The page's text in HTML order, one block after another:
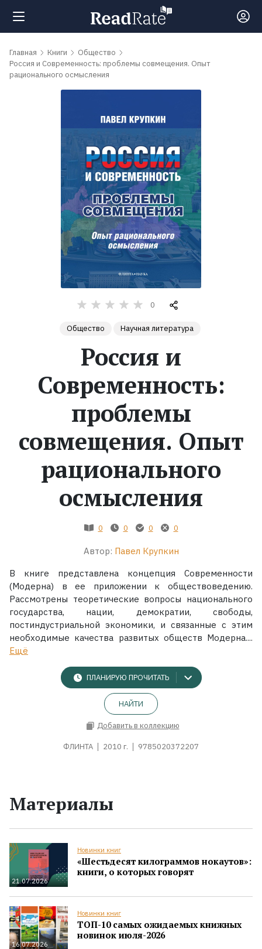
Поиск
Рейтинги
обсуждаемые
Экранизации
Коллекции
Главная Книги
Общество
Россия и Современность: проблемы совмещения. Опыт
рационального осмысления
0
Общество Научная литература
Россия и
Современность:
проблемы
совмещения. Опыт
рационального
осмысления
0 0 0 0
Автор: Павел Крупкин
В книге представлена концепция Современности
(Модерна) в ее приложении к обществоведению.
Рассмотрены теоретические вопросы национального
государства, нации, демократии, свободы,
постиндустриальной экономики, и связанные с этим
необходимые качества развитых обществ Модерна....
Ещё
ПЛАНИРУЮ ПРОЧИТАТЬ
НАЙТИ
Добавить в коллекцию
ФЛИНТА 2010 г. 9785020372207
Материалы
21.07.2026
Новинки книг
«Шестьдесят килограммов нокаутов»:
книги, о которых говорят
16.07.2026
Новинки книг
ТОП-10 самых ожидаемых книжных
новинок июля-2026